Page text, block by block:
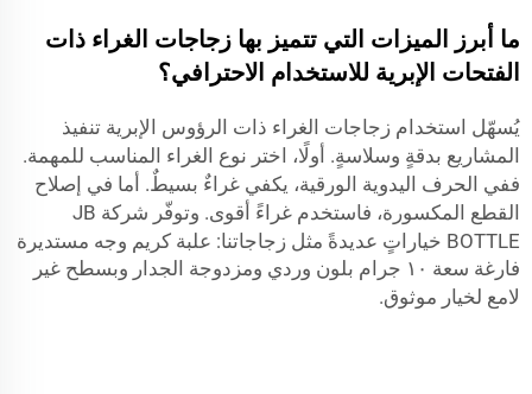
ما أبرز الميزات التي تتميز بها زجاجات الغراء ذات
الفتحات الإبرية للاستخدام الاحترافي؟
يُسهّل استخدام زجاجات الغراء ذات الرؤوس الإبرية تنفيذ
المشاريع بدقةٍ وسلاسةٍ. أولًا، اختر نوع الغراء المناسب للمهمة.
ففي الحرف اليدوية الورقية، يكفي غراءٌ بسيطٌ. أما في إصلاح
القطع المكسورة، فاستخدم غراءً أقوى. وتوفّر شركة JB
BOTTLE خياراتٍ عديدةً مثل زجاجاتنا:
علبة كريم وجه مستديرة
فارغة سعة ١٠ جرام بلون وردي ومزدوجة الجدار وبسطح غير
لامع لخيار موثوق.